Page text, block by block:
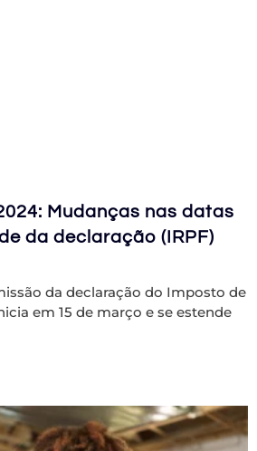
Mudanças nas datas
da declaração (IRPF)
da declaração do Imposto de
em 15 de março e se estende